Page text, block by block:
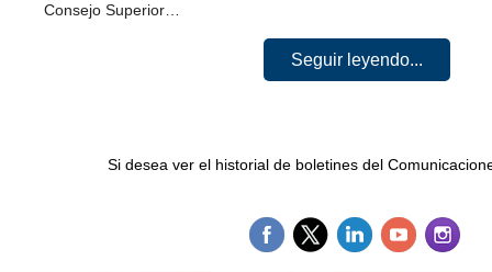
Consejo Superior…
Seguir leyendo...
Si desea ver el historial de boletines del